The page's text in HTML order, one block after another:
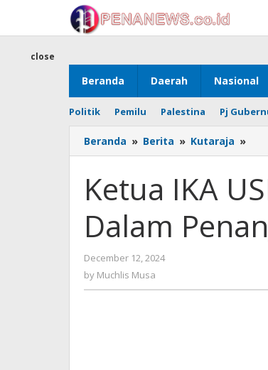
content
Beranda Daerah Nasional
Politik Pemilu Palestina Pj
close
Beranda » Berita » Kutaraja »
IKA
Ajak
Ketua IKA
Dalam
December 12, 2024
by Muchlis Musa